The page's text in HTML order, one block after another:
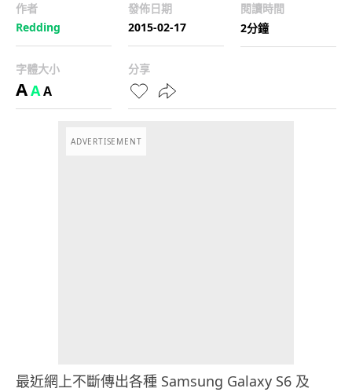
作者
Redding
發佈日期
2015-02-17
閱讀時間
2分鐘
字體大小
AAA
分享
ADVERTISEMENT
最近網上不斷傳出各種 Samsung Galaxy S6 及